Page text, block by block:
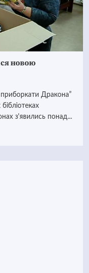
новою
приборкати Дракона”
з'явились понад...